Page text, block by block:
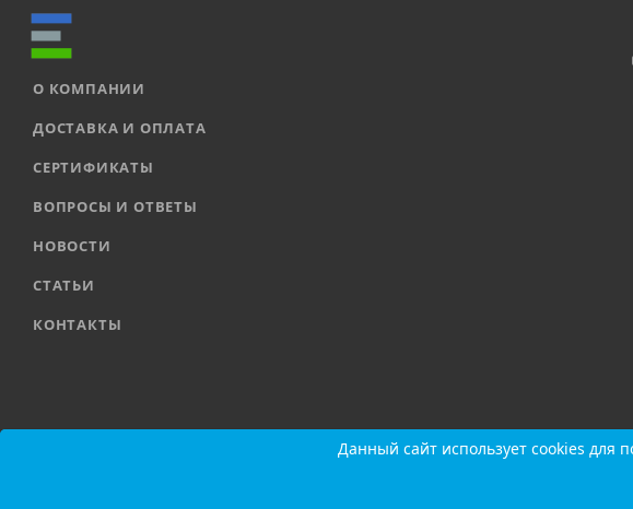
О КОМПАНИИ
ДОСТАВКА И ОПЛАТА
СЕРТИФИКАТЫ
ВОПРОСЫ И ОТВЕТЫ
НОВОСТИ
СТАТЬИ
КОНТАКТЫ
Карта сайтаДанный сайт использует cookies для
Данный сайт использует cookies для